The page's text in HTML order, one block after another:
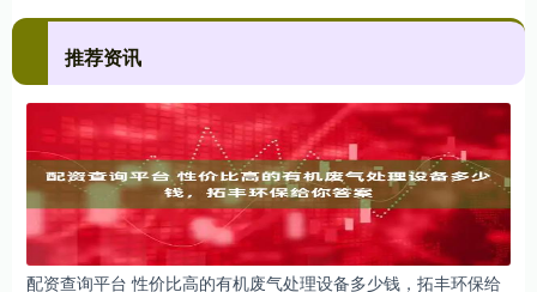
推荐资讯
配资查询平台 性价比高的有机废气处理设备多少钱，拓丰环保给